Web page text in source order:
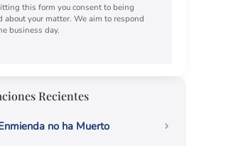
this form you consent to being
about your matter. We aim to respond
business day.
Recientes
no ha Muerto